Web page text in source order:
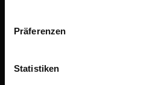
Präferenzen
Statistiken